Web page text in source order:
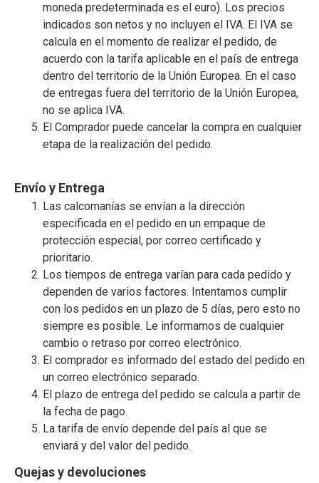
moneda predeterminada es el euro). Los precios
indicados son netos y no incluyen el IVA. El IVA se
calcula en el momento de realizar el pedido, de
acuerdo con la tarifa aplicable en el país de entrega
dentro del territorio de la Unión Europea. En el caso
de entregas fuera del territorio de la Unión Europea,
no se aplica IVA.
El Comprador puede cancelar la compra en cualquier
etapa de la realización del pedido.
Envío y Entrega
Las calcomanías se envían a la dirección
especificada en el pedido en un empaque de
protección especial, por correo certificado y
prioritario.
Los tiempos de entrega varían para cada pedido y
dependen de varios factores. Intentamos cumplir
con los pedidos en un plazo de 5 días, pero esto no
siempre es posible. Le informamos de cualquier
cambio o retraso por correo electrónico.
El comprador es informado del estado del pedido en
un correo electrónico separado.
El plazo de entrega del pedido se calcula a partir de
la fecha de pago.
La tarifa de envío depende del país al que se
enviará y del valor del pedido.
Quejas y devoluciones